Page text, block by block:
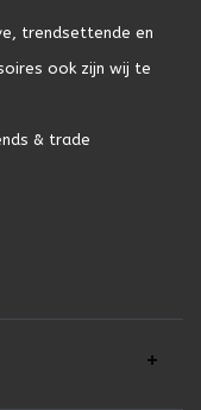
trendsettende en
ook zijn wij te
& trade